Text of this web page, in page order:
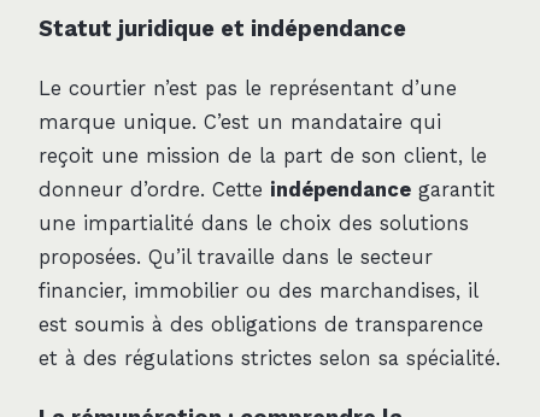
Statut juridique et indépendance
Le courtier n’est pas le représentant d’une
marque unique. C’est un mandataire qui
reçoit une mission de la part de son client, le
donneur d’ordre. Cette indépendance garantit
une impartialité dans le choix des solutions
proposées. Qu’il travaille dans le secteur
financier, immobilier ou des marchandises, il
est soumis à des obligations de transparence
et à des régulations strictes selon sa spécialité.